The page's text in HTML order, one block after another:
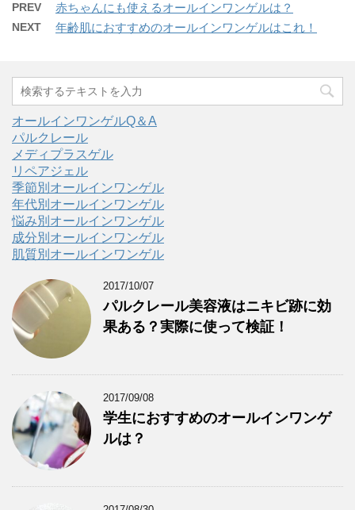
PREV 赤ちゃんにも使えるオールインワンゲルは？
NEXT 年齢肌におすすめのオールインワンゲルはこれ！
オールインワンゲルQ＆A
パルクレール
メディプラスゲル
リペアジェル
季節別オールインワンゲル
年代別オールインワンゲル
悩み別オールインワンゲル
成分別オールインワンゲル
肌質別オールインワンゲル
2017/10/07
パルクレール美容液はニキビ跡に効
果ある？実際に使って検証！
2017/09/08
学生におすすめのオールインワンゲ
ルは？